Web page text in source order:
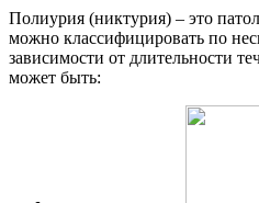
Полиурия (никтурия) – это
можно классифицировать по
зависимости от длительности
может быть: